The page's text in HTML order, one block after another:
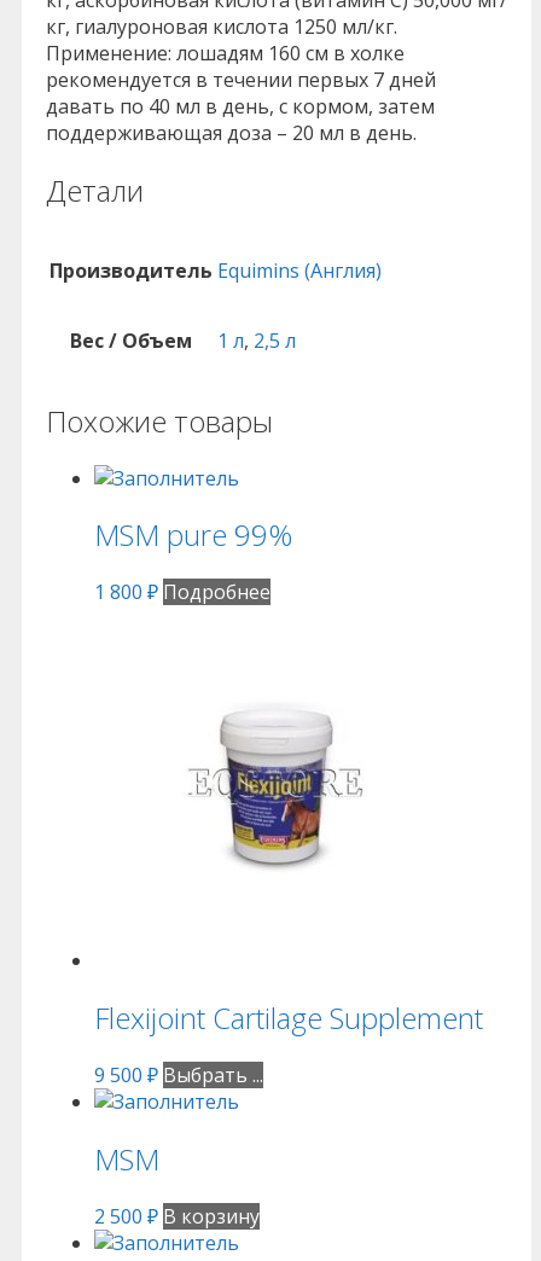
кг, гиалуроновая кислота 1250 мл/кг.
Применение: лошадям 160 см в холке
рекомендуется в течении первых 7 дней
давать по 40 мл в день, с кормом, затем
поддерживающая доза – 20 мл в день.
Детали
Производитель Equimins (Англия)
Вес / Объем 1 л, 2,5 л
Похожие товары
MSM pure 99%
1 800 ₽ Подробнее
Flexijoint Cartilage Supplement
9 500 ₽ Выбрать ...
MSM
2 500 ₽ В корзину